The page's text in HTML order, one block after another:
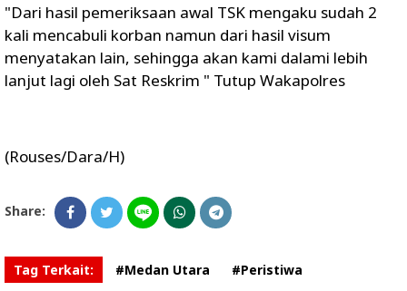
"Dari hasil pemeriksaan awal TSK mengaku sudah 2
kali mencabuli korban namun dari hasil visum
menyatakan lain, sehingga akan kami dalami lebih
lanjut lagi oleh Sat Reskrim " Tutup Wakapolres
(Rouses/Dara/H)
Share:
Tag Terkait: #Medan Utara #Peristiwa